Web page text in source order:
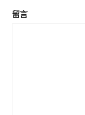
留言